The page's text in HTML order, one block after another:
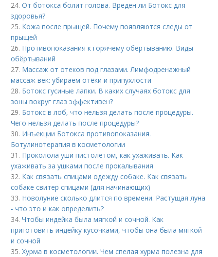
24.От ботокса болит голова. Вреден ли Ботокс для
здоровья?
25. Кожа после прыщей. Почему появляются следы от
прыщей
26. Противопоказания к горячему обертыванию. Виды
обёртываний
27. Массаж от отеков под глазами. Лимфодренажный
массаж век: убираем отёки и припухлости
28. Ботокс гусиные лапки. В каких случаях ботокс для
зоны вокруг глаз эффективен?
29. Ботокс в лоб, что нельзя делать после процедуры.
Чего нельзя делать после процедуры?
30. Инъекции Ботокса противопоказания.
Ботулинотерапия в косметологии
31. Проколола уши пистолетом, как ухаживать. Как
ухаживать за ушками после прокалывания
32. Как связать спицами одежду собаке. Как связать
собаке свитер спицами (для начинающих)
33. Новолуние сколько длится по времени. Растущая луна
- что это и как определить?
34.Чтобы индейка была мягкой и сочной. Как
приготовить индейку кусочками, чтобы она была мягкой
и сочной
35.Хурма в косметологии. Чем спелая хурма полезна для